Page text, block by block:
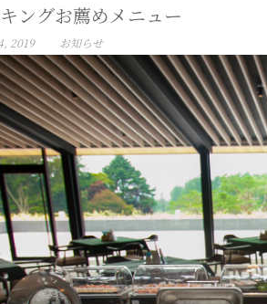
ングお薦めメニュー
2019 お知らせ